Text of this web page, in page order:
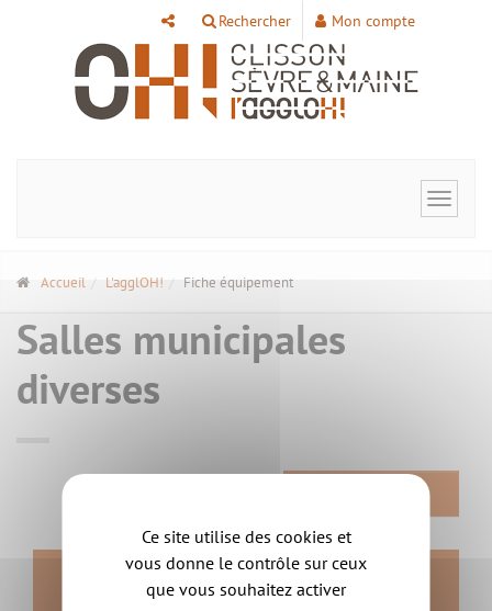
Rechercher Mon compte
Toggle
Accueil L'agglOH! Fiche équipement
Salles municipales
diverses
Contact
Panneau de gestion des cookies
Ce site utilise des cookies et
vous donne le contrôle sur ceux
que vous souhaitez activer